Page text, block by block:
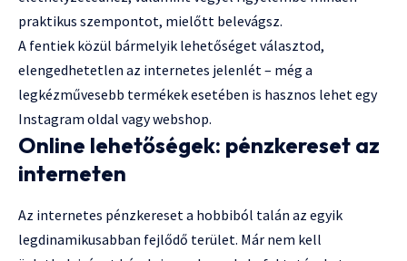
praktikus szempontot, mielőtt belevágsz.
A fentiek közül bármelyik lehetőséget választod,
elengedhetetlen az internetes jelenlét – még a
legkézművesebb termékek esetében is hasznos lehet egy
Instagram oldal vagy webshop.
Online lehetőségek: pénzkereset az
interneten
Az internetes pénzkereset a hobbiból talán az egyik
legdinamikusabban fejlődő terület. Már nem kell